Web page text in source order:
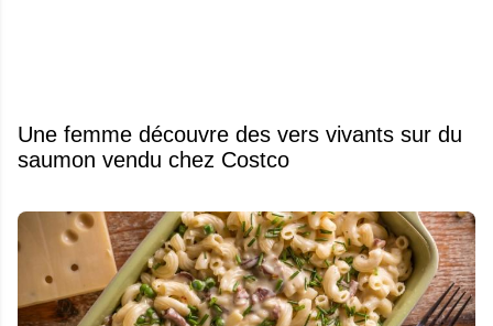
Une femme découvre des vers vivants sur du
saumon vendu chez Costco